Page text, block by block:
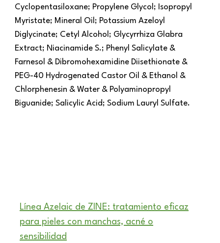
Cyclopentasiloxane; Propylene Glycol; Isopropyl
Myristate; Mineral Oil; Potassium Azeloyl
Diglycinate; Cetyl Alcohol; Glycyrrhiza Glabra
Extract; Niacinamide S.; Phenyl Salicylate &
Farnesol & Dibromohexamidine Diisethionate &
PEG-40 Hydrogenated Castor Oil & Ethanol &
Chlorphenesin & Water & Polyaminopropyl
Biguanide; Salicylic Acid; Sodium Lauryl Sulfate.
Línea Azelaic de ZINE: tratamiento eficaz
para pieles con manchas, acné o
sensibilidad